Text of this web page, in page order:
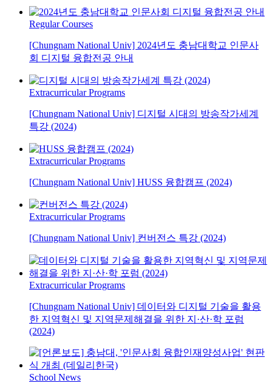
Regular Courses
[Chungnam National Univ] 2024년도 충남대학교 인문사
회 디지털 융합전공 안내
Extracurricular Programs
[Chungnam National Univ] 디지털 시대의 방송작가세계
특강 (2024)
Extracurricular Programs
[Chungnam National Univ] HUSS 융합캠프 (2024)
Extracurricular Programs
[Chungnam National Univ] 컨버전스 특강 (2024)
Extracurricular Programs
[Chungnam National Univ] 데이터와 디지털 기술을 활용
한 지역혁신 및 지역문제해결을 위한 지·산·학 포럼
(2024)
School News